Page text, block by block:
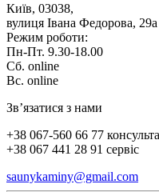
Київ, 03038,
вулиця Івана Федорова, 29а
Режим роботи:
Пн-Пт. 9.30-18.00
Сб. online
Вс. online
Зв’язатися з нами
+38 067-560 66 77
+38 067 441 28 91 сервіс
saunykaminy@gmail.com